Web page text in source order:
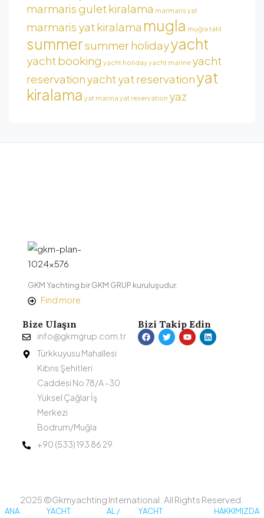
marmaris gulet kiralama marmaris yat
marmaris yat kiralama mugla muğla tatil
summersummer holidayyacht
yacht booking yacht holidayyacht marine yacht
reservationyacht yat reservationyat
kiralama yat marina yat reservation yaz
GKM Yachting bir GKM GRUP kuruluşudur.
Find more
Bize Ulaşın
info@gkmgrup.com.tr
Türkkuyusu Mahallesi
Kıbrıs Şehitleri
Caddesi No 78/A -30
Yüksel Çağlar İş
Merkezi
Bodrum/Muğla
+90 (533) 193 86 29
Bizi Takip Edin
2025 ©Gkmyachting International. All Rights Reserved.
ANA YACHT AL / YACHT HAKKIMIZDA